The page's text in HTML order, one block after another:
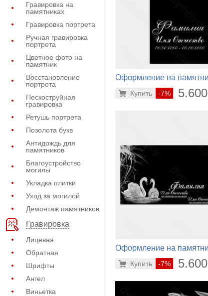
Гравировка на
памятниках
Гравировка портрета
Ручная гравировка
портрета
Цветное фото на
памятник
Восстановление
портрета
Пескоструйная
гравировка
Ретушь портрета
Позолота букв
Антидождь для
памятников
Благоустройство
могилы
Укладка плитки
Уход за могилой
Демонтаж памятников
Гравировка
Лицевая
Обратная
Шрифты
Ангел
Виньетка
Оформление на
-7%
Купить
Оформление на
-7%
Купить